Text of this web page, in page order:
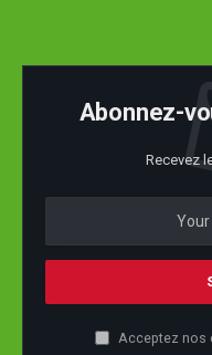
Abonnez-
Recevez
Acceptez nos